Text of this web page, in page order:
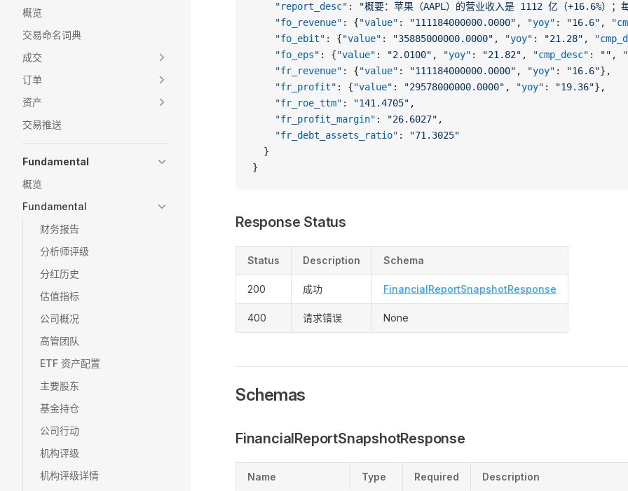
概览
交易命名词典
成交
订单
资产
交易推送
Fundamental
概览
Fundamental
财务报告
分析师评级
分红历史
估值指标
公司概况
高管团队
ETF 资产配置
主要股东
基金持仓
公司行动
机构评级
机构评级详情
    "report_desc"
:
"概要：苹果（AAPL）的营业收入是 1112 亿（+16.6%）
    "fo_revenue"
: {"value" : "111184000000.0000" , "yoy" : "16.6" ,
    "fo_ebit"
: {"value" : "35885000000.0000" , "yoy" : "21.28" ,
    "fo_eps"
: {"value" : "2.0100" , "yoy" : "21.82" , "cmp_desc" : "" ,
    "fr_revenue"
: {"value" : "111184000000.0000" , "yoy" : "16.6"},
    "fr_profit"
: {"value" : "29578000000.0000" , "yoy" : "19.36"},
    "fr_roe_ttm"
: "141.4705" ,
    "fr_profit_margin"
: "26.6027" ,
    "fr_debt_assets_ratio"
:
"71.3025"
  }
}
Response Status
Status Description Schema
200 成功 FinancialReportSnapshotResponse
400 请求错误 None
Schemas
FinancialReportSnapshotResponse
Name Type Required Description